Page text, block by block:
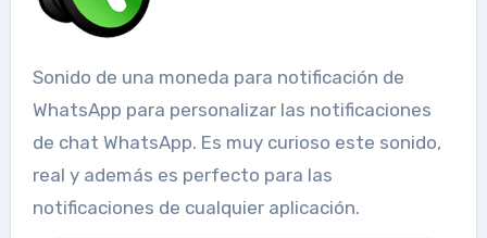
Sonido de una moneda para notificación de
WhatsApp para personalizar las notificaciones
de chat WhatsApp. Es muy curioso este sonido,
real y además es perfecto para las
notificaciones de cualquier aplicación.